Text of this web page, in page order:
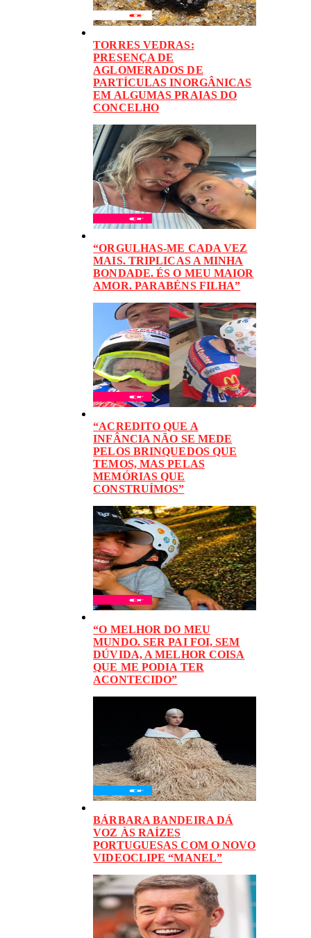
TORRES VEDRAS:
PRESENÇA DE
AGLOMERADOS DE
PARTÍCULAS INORGÂNICAS
EM ALGUMAS PRAIAS DO
CONCELHO
“ORGULHAS-ME CADA VEZ
MAIS. TRIPLICAS A MINHA
BONDADE. ÉS O MEU MAIOR
AMOR. PARABÉNS FILHA”
“ACREDITO QUE A
INFÂNCIA NÃO SE MEDE
PELOS BRINQUEDOS QUE
TEMOS, MAS PELAS
MEMÓRIAS QUE
CONSTRUÍMOS”
“O MELHOR DO MEU
MUNDO. SER PAI FOI, SEM
DÚVIDA, A MELHOR COISA
QUE ME PODIA TER
ACONTECIDO”
BÁRBARA BANDEIRA DÁ
VOZ ÀS RAÍZES
PORTUGUESAS COM O NOVO
VIDEOCLIPE “MANEL”